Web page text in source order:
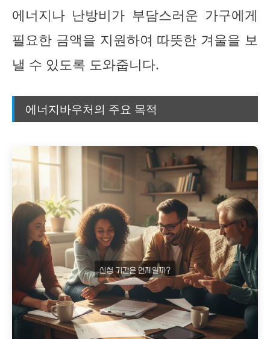
에너지나 난방비가 부담스러운 가구에게
필요한 금액을 지원하여 따뜻한 겨울을 보
낼 수 있도록 도와줍니다.
에너지바우처의 주요 목적